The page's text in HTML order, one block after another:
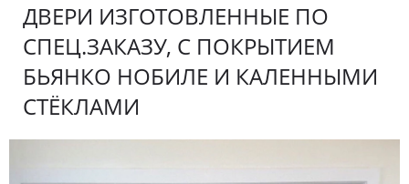
ДВЕРИ ИЗГОТОВЛЕННЫЕ ПО
СПЕЦ.ЗАКАЗУ, С ПОКРЫТИЕМ
БЬЯНКО НОБИЛЕ И КАЛЕННЫМИ
СТЁКЛАМИ